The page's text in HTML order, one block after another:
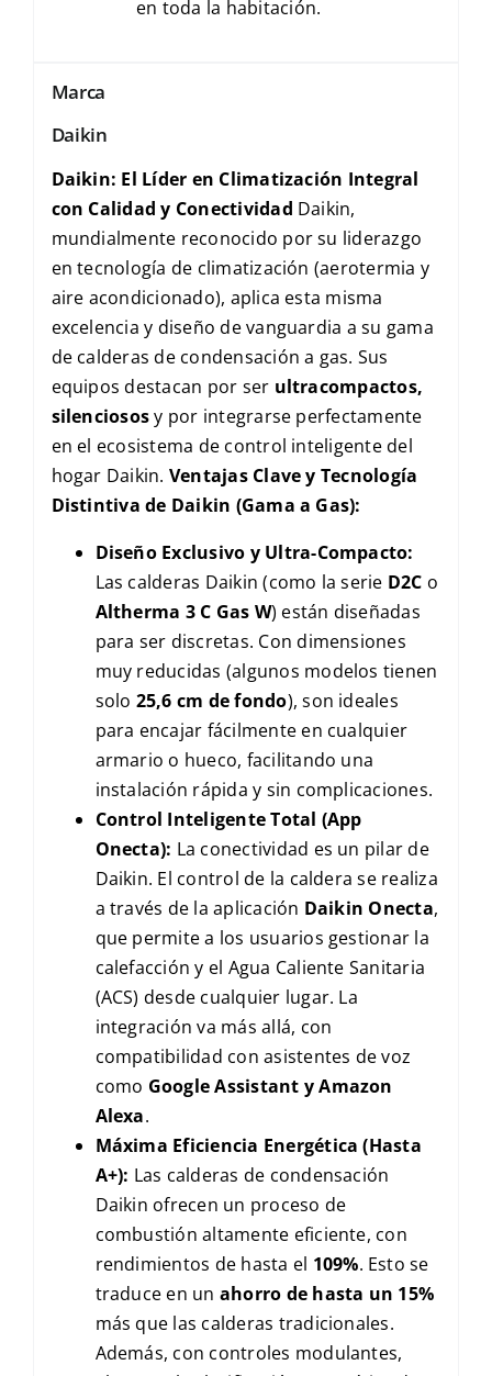
en toda la habitación.
Marca
Daikin
Daikin: El Líder en Climatización Integral
con Calidad y Conectividad Daikin,
mundialmente reconocido por su liderazgo
en tecnología de climatización (aerotermia y
aire acondicionado), aplica esta misma
excelencia y diseño de vanguardia a su gama
de calderas de condensación a gas. Sus
equipos destacan por ser ultracompactos,
silenciososy por integrarse perfectamente
en el ecosistema de control inteligente del
hogar Daikin. Ventajas Clave y Tecnología
Distintiva de Daikin (Gama a Gas):
Diseño Exclusivo y Ultra-Compacto:
Las calderas Daikin (como la serie D2C o
Altherma 3 C Gas W) están diseñadas
para ser discretas. Con dimensiones
muy reducidas (algunos modelos tienen
solo 25,6 cm de fondo), son ideales
para encajar fácilmente en cualquier
armario o hueco, facilitando una
instalación rápida y sin complicaciones.
Control Inteligente Total (App
Onecta): La conectividad es un pilar de
Daikin. El control de la caldera se realiza
a través de la aplicación Daikin Onecta,
que permite a los usuarios gestionar la
calefacción y el Agua Caliente Sanitaria
(ACS) desde cualquier lugar. La
integración va más allá, con
compatibilidad con asistentes de voz
como Google Assistant y Amazon
Alexa.
Máxima Eficiencia Energética (Hasta
A+): Las calderas de condensación
Daikin ofrecen un proceso de
combustión altamente eficiente, con
rendimientos de hasta el 109%. Esto se
traduce en un ahorro de hasta un 15%
más que las calderas tradicionales.
Además, con controles modulantes,